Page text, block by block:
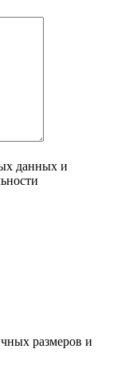
данных и
размеров и